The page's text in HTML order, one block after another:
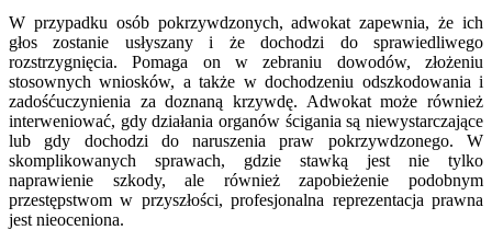
W przypadku osób pokrzywdzonych, adwokat zapewnia, że ich
głos zostanie usłyszany i że dochodzi do sprawiedliwego
rozstrzygnięcia. Pomaga on w zebraniu dowodów, złożeniu
stosownych wniosków, a także w dochodzeniu odszkodowania i
zadośćuczynienia za doznaną krzywdę. Adwokat może również
interweniować, gdy działania organów ścigania są niewystarczające
lub gdy dochodzi do naruszenia praw pokrzywdzonego. W
skomplikowanych sprawach, gdzie stawką jest nie tylko
naprawienie szkody, ale również zapobieżenie podobnym
przestępstwom w przyszłości, profesjonalna reprezentacja prawna
jest nieoceniona.